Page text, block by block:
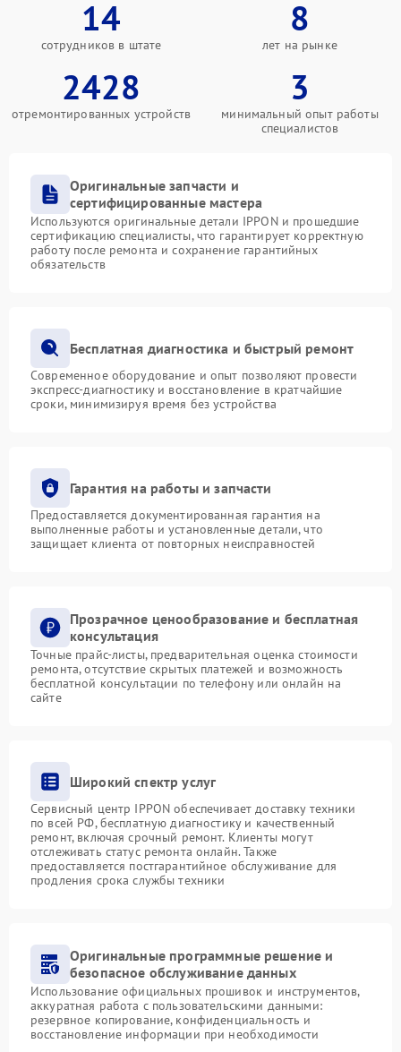
14
сотрудников в штате
8
лет на рынке
2428
отремонтированных устройств
3
минимальный опыт работы
специалистов
Оригинальные запчасти и
сертифицированные мастера
Используются оригинальные детали IPPON и прошедшие
сертификацию специалисты, что гарантирует корректную
работу после ремонта и сохранение гарантийных
обязательств
Бесплатная диагностика и быстрый ремонт
Современное оборудование и опыт позволяют провести
экспресс-диагностику и восстановление в кратчайшие
сроки, минимизируя время без устройства
Гарантия на работы и запчасти
Предоставляется документированная гарантия на
выполненные работы и установленные детали, что
защищает клиента от повторных неисправностей
Прозрачное ценообразование и бесплатная
консультация
Точные прайс-листы, предварительная оценка стоимости
ремонта, отсутствие скрытых платежей и возможность
бесплатной консультации по телефону или онлайн на
сайте
Широкий спектр услуг
Сервисный центр IPPON обеспечивает доставку техники
по всей РФ, бесплатную диагностику и качественный
ремонт, включая срочный ремонт. Клиенты могут
отслеживать статус ремонта онлайн. Также
предоставляется постгарантийное обслуживание для
продления срока службы техники
Оригинальные программные решение и
безопасное обслуживание данных
Использование официальных прошивок и инструментов,
аккуратная работа с пользовательскими данными:
резервное копирование, конфиденциальность и
восстановление информации при необходимости